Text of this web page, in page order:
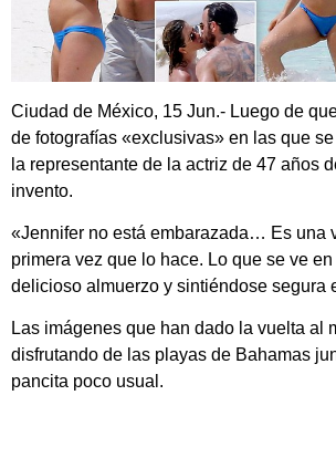
Ciudad de México, 15 Jun.- Luego de
de fotografías «exclusivas» en las que
la representante de la actriz de 47 años
invento.
«Jennifer no está embarazada… Es una
primera vez que lo hace. Lo que se ve
delicioso almuerzo y sintiéndose segura
Las imágenes que han dado la vuelta al
disfrutando de las playas de Bahamas
pancita poco usual.